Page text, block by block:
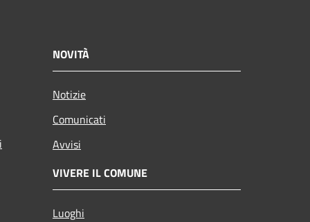
NOVITÀ
Notizie
Comunicati
Avvisi
VIVERE IL COMUNE
Luoghi